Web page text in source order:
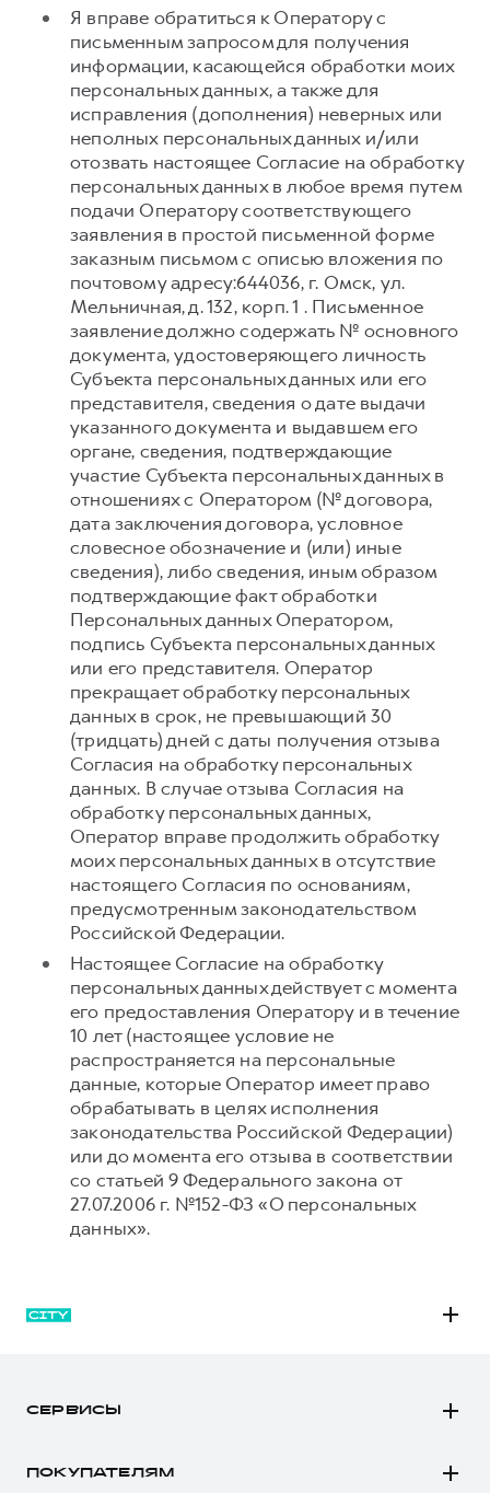
Я вправе обратиться к Оператору с
письменным запросом для получения
информации, касающейся обработки моих
персональных данных, а также для
исправления (дополнения) неверных или
неполных персональных данных и/или
отозвать настоящее Согласие на обработку
персональных данных в любое время путем
подачи Оператору соответствующего
заявления в простой письменной форме
заказным письмом с описью вложения по
почтовому адресу:644036, г. Омск, ул.
Мельничная, д. 132, корп. 1 . Письменное
заявление должно содержать № основного
документа, удостоверяющего личность
Субъекта персональных данных или его
представителя, сведения о дате выдачи
указанного документа и выдавшем его
органе, сведения, подтверждающие
участие Субъекта персональных данных в
отношениях с Оператором (№ договора,
дата заключения договора, условное
словесное обозначение и (или) иные
сведения), либо сведения, иным образом
подтверждающие факт обработки
Персональных данных Оператором,
подпись Субъекта персональных данных
или его представителя. Оператор
прекращает обработку персональных
данных в срок, не превышающий 30
(тридцать) дней с даты получения отзыва
Согласия на обработку персональных
данных. В случае отзыва Согласия на
обработку персональных данных,
Оператор вправе продолжить обработку
моих персональных данных в отсутствие
настоящего Согласия по основаниям,
предусмотренным законодательством
Российской Федерации.
Настоящее Согласие на обработку
персональных данных действует с момента
его предоставления Оператору и в течение
10 лет (настоящее условие не
распространяется на персональные
данные, которые Оператор имеет право
обрабатывать в целях исполнения
законодательства Российской Федерации)
или до момента его отзыва в соответствии
со статьей 9 Федерального закона от
27.07.2006 г. №152-ФЗ «О персональных
данных».
СЕРВИСЫ
ПОКУПАТЕЛЯМ